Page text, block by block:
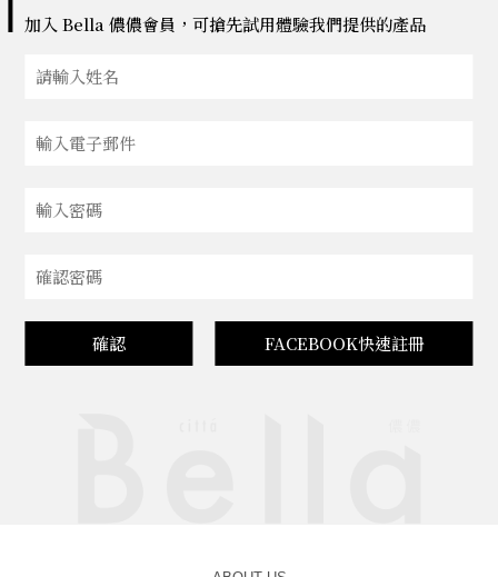
加入 Bella 儂儂會員，可搶先試用體驗我們提供的產品
確認 FACEBOOK快速註冊